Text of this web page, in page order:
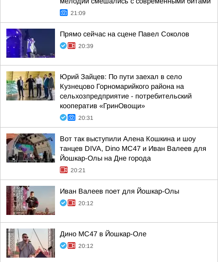
21:09
Прямо сейчас на сцене Павел Соколов
20:39
Юрий Зайцев: По пути заехал в село
Кузнецово Горномарийкого района на
сельхозпредприятие - потребительский
кооператив «ГринОвощи»
20:31
Вот так выступили Алена Кошкина и шоу
танцев DIVA, Dino MC47 и Иван Валеев для
Йошкар-Олы на Дне города
20:21
Иван Валеев поет для Йошкар-Олы
20:12
Дино МС47 в Йошкар-Оле
20:12